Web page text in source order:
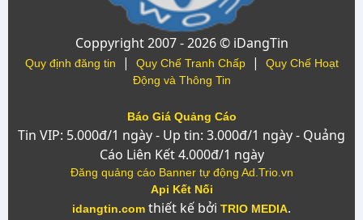
Coppyright 2007 - 2026 © iDangTin
Quy định đăng tin | Quy Chế Tranh Chấp|
Quy Chế Hoạt
Động và Thông Tin
Báo Giá Quảng Cáo
Tin VIP: 5.000đ/1 ngày - Up tin: 3.000đ/1 ngày - Quảng
Cáo Liên Kết 4.000đ/1 ngày
Đăng quảng cáo Banner tự động Ad.Trio.vn
Api Kết Nối
idangtin.com thiết kế bởi TRIO MEDIA.